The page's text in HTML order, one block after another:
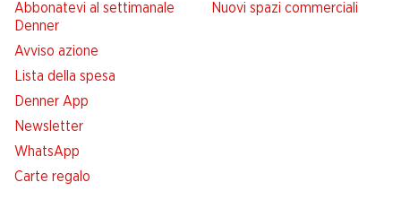
Abbonatevi al settimanale
Denner
Avviso azione
Lista della spesa
Denner App
Newsletter
WhatsApp
Carte regalo
Nuovi spazi commerciali